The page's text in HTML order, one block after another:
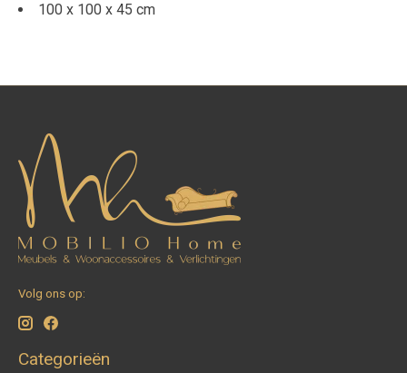
100 x 100 x 45 cm
Volg ons op:
Categorieën